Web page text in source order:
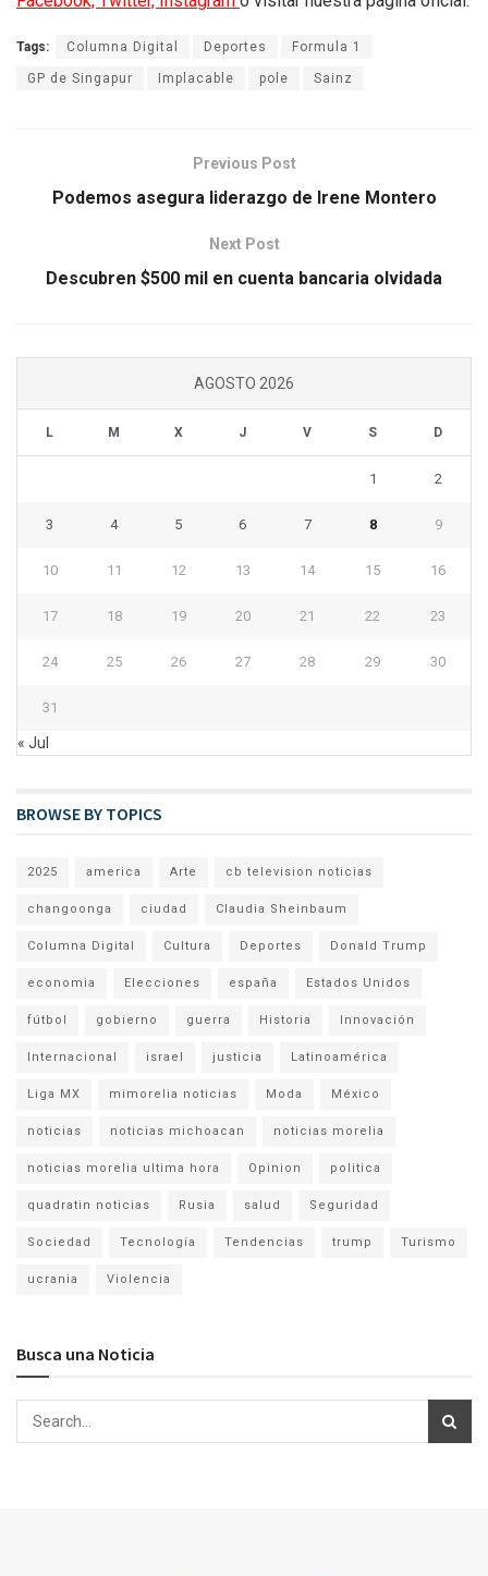
Tags: Columna Digital Deportes Formula 1
GP de Singapur Implacable pole Sainz
Previous Post
Podemos asegura liderazgo de Irene Montero
Next Post
Descubren $500 mil en cuenta bancaria olvidada
AGOSTO 2026
L M X J V S D
1 2
3 4 5 6 7 8 9
10 11 12 13 14 15 16
17 18 19 20 21 22 23
24 25 26 27 28 29 30
31
« Jul
BROWSE BY TOPICS
2025 america Arte cb television noticias
changoonga ciudad Claudia Sheinbaum
Columna Digital Cultura Deportes Donald Trump
economia Elecciones españa Estados Unidos
fútbol gobierno guerra Historia Innovación
Internacional israel justicia Latinoamérica
Liga MX mimorelia noticias Moda México
noticias noticias michoacan noticias morelia
noticias morelia ultima hora Opinion politica
quadratin noticias Rusia salud Seguridad
Sociedad Tecnología Tendencias trump Turismo
ucrania Violencia
Busca una Noticia